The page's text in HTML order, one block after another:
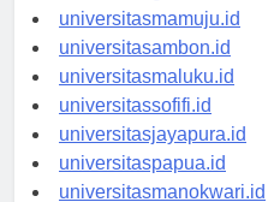
universitasgorontalo.id
universitasmamuju.id
universitasambon.id
universitasmaluku.id
universitassofifi.id
universitasjayapura.id
universitaspapua.id